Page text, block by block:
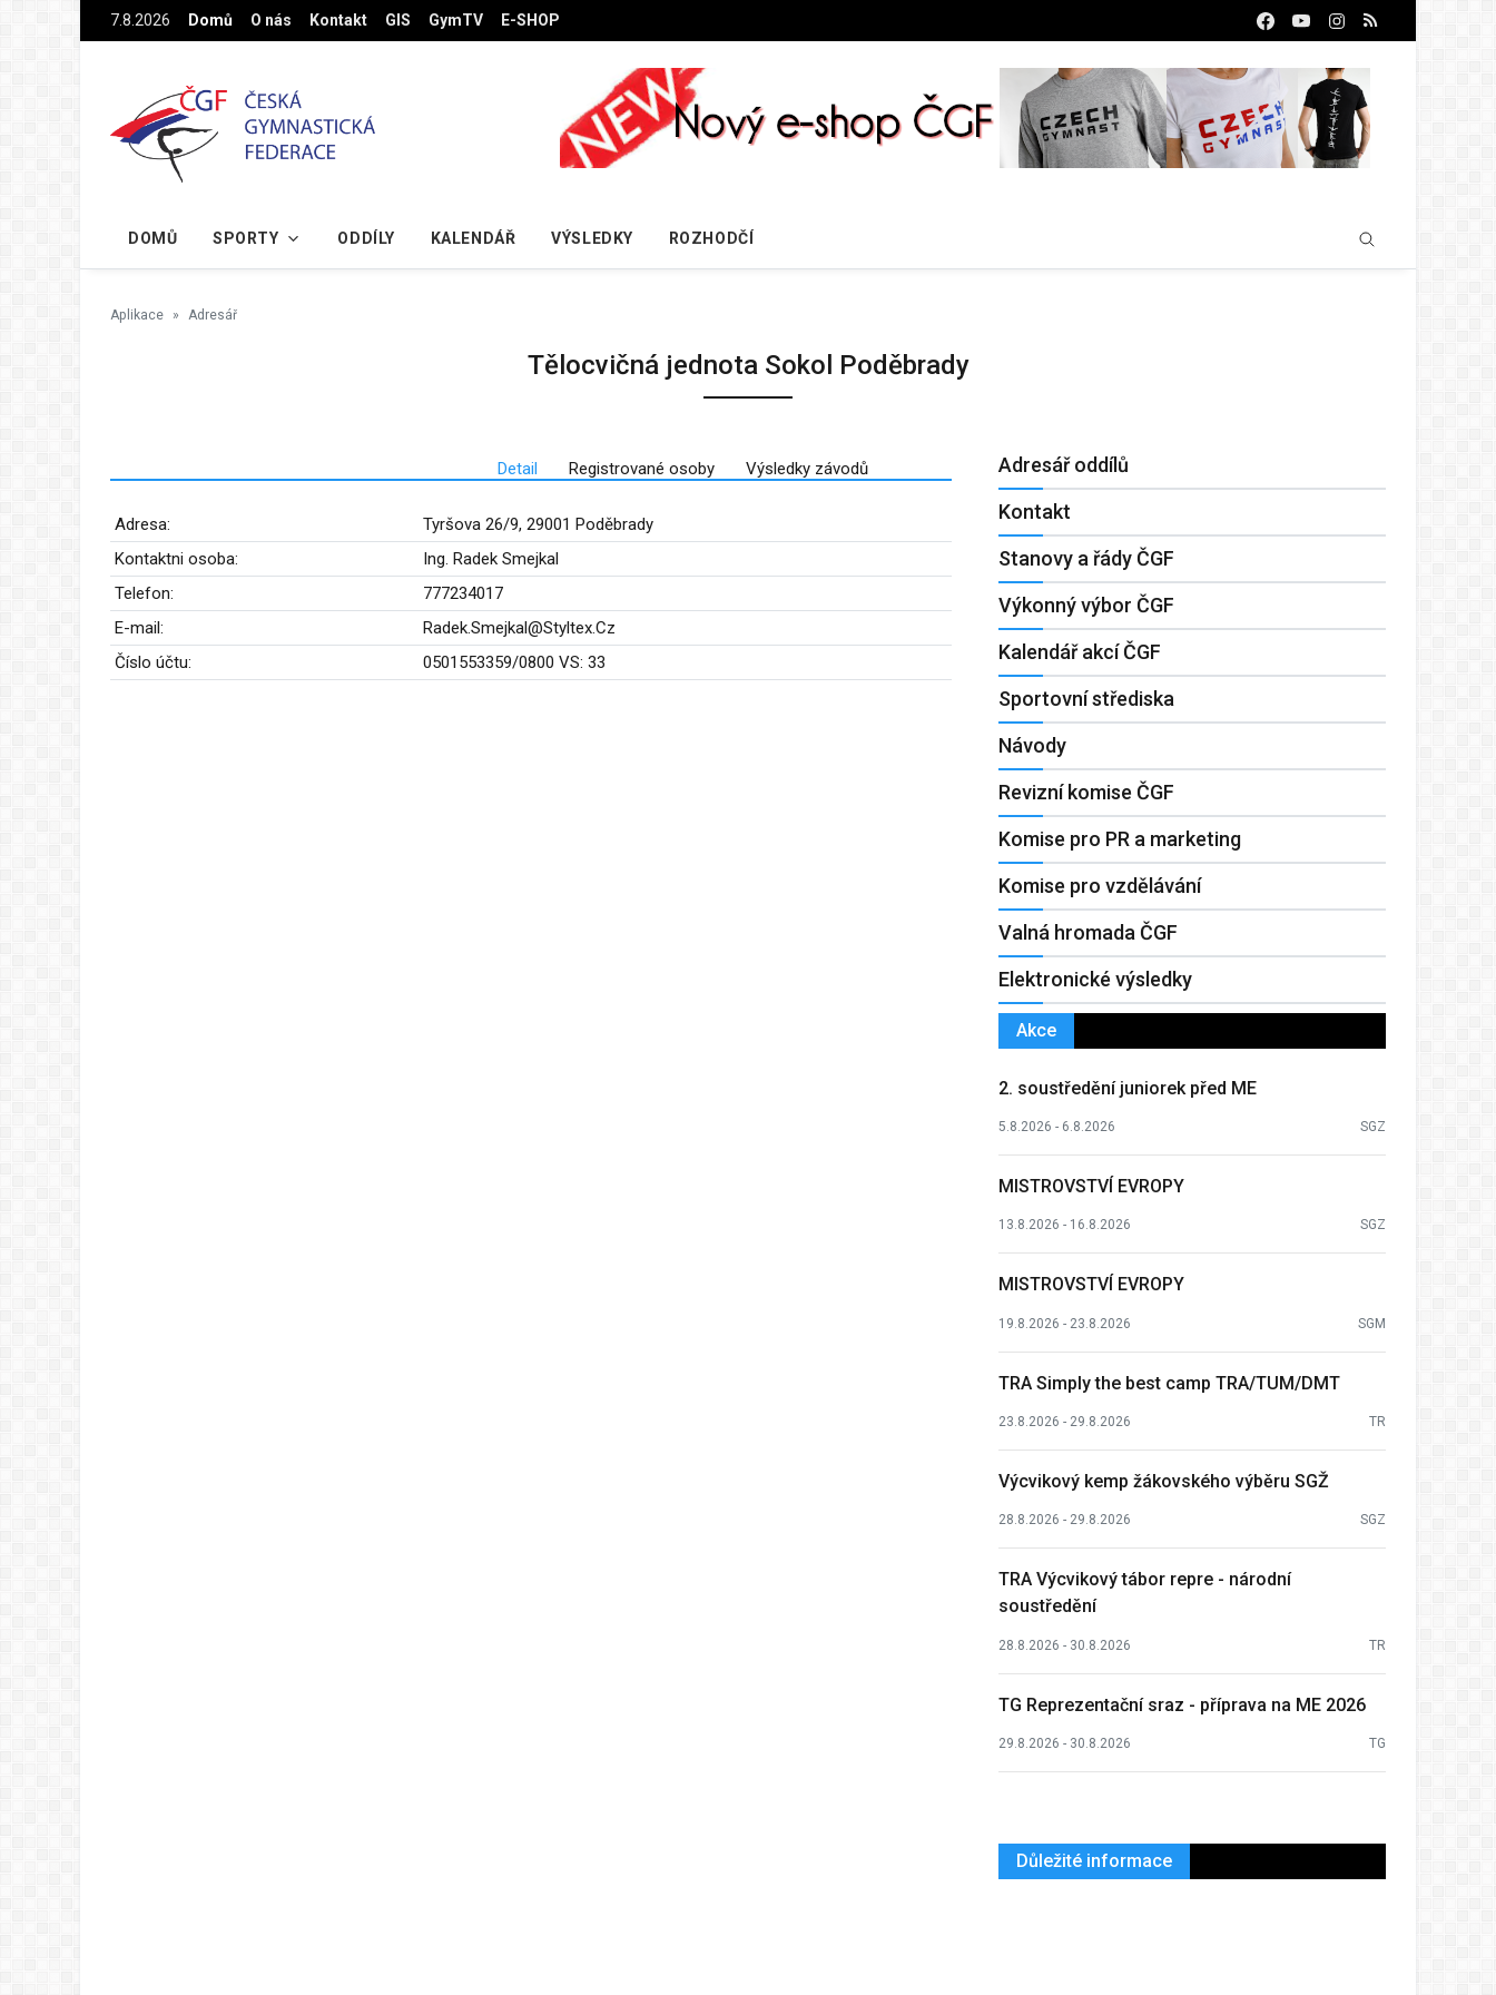
Na hlavní obsah7.8.2026 Domů O nás Kontakt GIS GymTV E-SHOP
DOMŮ SPORTY ODDÍLY KALENDÁŘ VÝSLEDKY ROZHODČÍ
Aplikace Adresář
Tělocvičná jednota Sokol Poděbrady
Detail Registrované osoby Výsledky závodů
Adresa:
Tyršova 26/9, 29001 Poděbrady
Kontaktni osoba:
Ing. Radek Smejkal
Telefon:
777234017
E-mail:
Radek.Smejkal@Styltex.Cz
Číslo účtu:
0501553359/0800 VS: 33
Adresář oddílů
Kontakt
Stanovy a řády ČGF
Výkonný výbor ČGF
Kalendář akcí ČGF
Sportovní střediska
Návody
Revizní komise ČGF
Komise pro PR a marketing
Komise pro vzdělávání
Valná hromada ČGF
Elektronické výsledky
Akce
2. soustředění juniorek před ME
5.8.2026 - 6.8.2026 SGZ
MISTROVSTVÍ EVROPY
13.8.2026 - 16.8.2026 SGZ
MISTROVSTVÍ EVROPY
19.8.2026 - 23.8.2026 SGM
TRA Simply the best camp TRA/TUM/DMT
23.8.2026 - 29.8.2026 TR
Výcvikový kemp žákovského výběru SGŽ
28.8.2026 - 29.8.2026 SGZ
TRA Výcvikový tábor repre - národní
soustředění
28.8.2026 - 30.8.2026 TR
TG Reprezentační sraz - příprava na ME 2026
29.8.2026 - 30.8.2026 TG
Důležité informace